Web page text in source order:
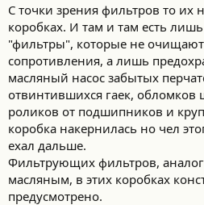
С точки зрения фильтров то их
коробках. И там и там есть
"фильтры", которые не
сопротивления, а лишь
масляный насос забытых
отвинтившихся гаек,
роликов от подшипников и
коробка накернилась но чел
ехал дальше.
Фильтрующих фильтров,
масляным, в этих коробках
предусмотрено.